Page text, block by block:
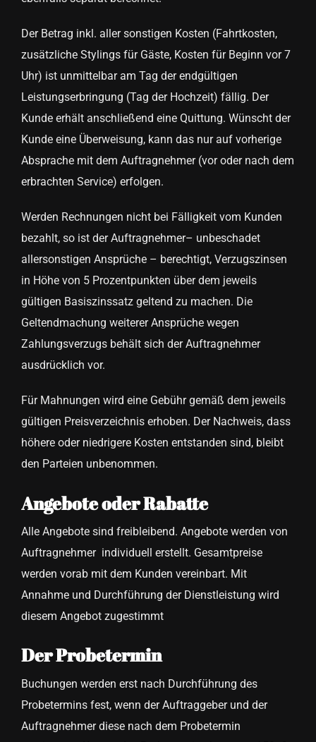
Der Betrag inkl. aller sonstigen Kosten (Fahrtkosten,
zusätzliche Stylings für Gäste, Kosten für Beginn vor 7
Uhr) ist unmittelbar am Tag der endgültigen
Leistungserbringung (Tag der Hochzeit) fällig. Der
Kunde erhält anschließend eine Quittung. Wünscht der
Kunde eine Überweisung, kann das nur auf vorherige
Absprache mit dem Auftragnehmer (vor oder nach dem
erbrachten Service) erfolgen.
Werden Rechnungen nicht bei Fälligkeit vom Kunden
bezahlt, so ist der Auftragnehmer– unbeschadet
allersonstigen Ansprüche – berechtigt, Verzugszinsen
in Höhe von 5 Prozentpunkten über dem jeweils
gültigen Basiszinssatz geltend zu machen. Die
Geltendmachung weiterer Ansprüche wegen
Zahlungsverzugs behält sich der Auftragnehmer
ausdrücklich vor.
Für Mahnungen wird eine Gebühr gemäß dem jeweils
gültigen Preisverzeichnis erhoben. Der Nachweis, dass
höhere oder niedrigere Kosten entstanden sind, bleibt
den Parteien unbenommen.
Angebote oder Rabatte
Alle Angebote sind freibleibend. Angebote werden von
Auftragnehmer individuell erstellt. Gesamtpreise
werden vorab mit dem Kunden vereinbart. Mit
Annahme und Durchführung der Dienstleistung wird
diesem Angebot zugestimmt
Der Probetermin
Buchungen werden erst nach Durchführung des
Probetermins fest, wenn der Auftraggeber und der
Auftragnehmer diese nach dem Probetermin